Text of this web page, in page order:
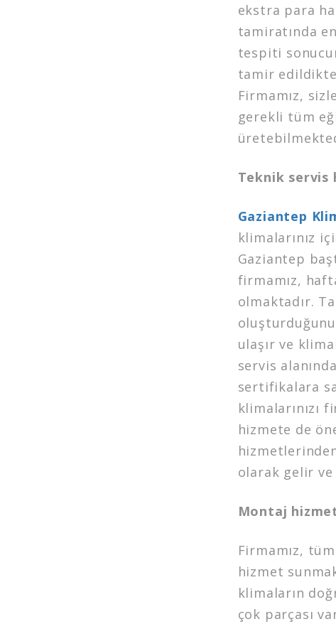
ekstra para
tamiratında
tespiti
tamir
Firmamız,
gerekli tüm
Teknik servis
Gaziantep
klimalarınız
Gaziantep
firmamız,
olmaktadır.
ulaşır ve
servis
sertifikalara
klimalarınızı
hizmete de
olarak gelir
Montaj
Firmamız,
hizmet
klimaların
çok parçası